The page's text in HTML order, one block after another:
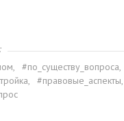
#по_существу_вопроса,
#правовые_аспекты,